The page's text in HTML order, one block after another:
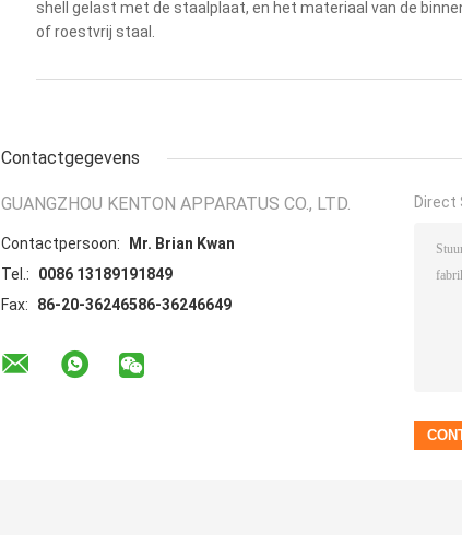
shell gelast met de staalplaat, en het materiaal van de
of roestvrij staal.
Contactgegevens
GUANGZHOU KENTON APPARATUS CO., LTD.
Contactpersoon:
Mr. Brian Kwan
Tel.:
0086 13189191849
Fax:
86-20-36246586-36246649
Direct